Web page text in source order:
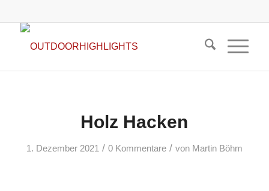
Holz Hacken
1. Dezember 2021 / 0 Kommentare / von Martin Böhm